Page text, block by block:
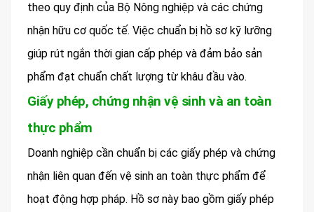
theo quy định của Bộ Nông nghiệp và các chứng
nhận hữu cơ quốc tế. Việc chuẩn bị hồ sơ kỹ lưỡng
giúp rút ngắn thời gian cấp phép và đảm bảo sản
phẩm đạt chuẩn chất lượng từ khâu đầu vào.
Giấy phép, chứng nhận vệ sinh và an toàn
thực phẩm
Doanh nghiệp cần chuẩn bị các giấy phép và chứng
nhận liên quan đến vệ sinh an toàn thực phẩm để
hoạt động hợp pháp. Hồ sơ này bao gồm giấy phép